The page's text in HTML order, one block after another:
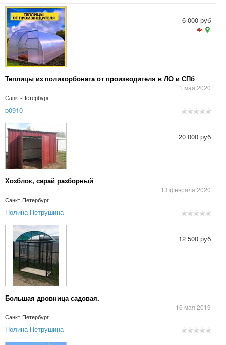
Теплицы из поликорбоната от производителя в ЛО и СПб
1 мая 2020
Санкт-Петербург
6 000 руб
p0910
Хозблок, сарай разборный
13 февраля 2020
Санкт-Петербург
20 000 руб
Полина Петрушина
Большая дровница садовая.
16 мая 2019
Санкт-Петербург
12 500 руб
Полина Петрушина